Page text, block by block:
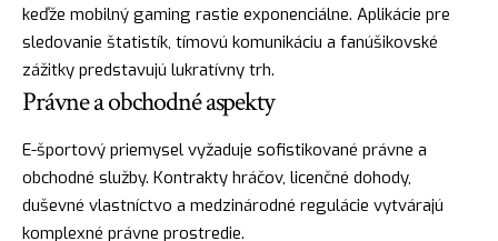
keďže mobilný gaming rastie exponenciálne. Aplikácie pre
sledovanie štatistík, tímovú komunikáciu a fanúšikovské
zážitky predstavujú lukratívny trh.
Právne a obchodné aspekty
E-športový priemysel vyžaduje sofistikované právne a
obchodné služby. Kontrakty hráčov, licenčné dohody,
duševné vlastníctvo a medzinárodné regulácie vytvárajú
komplexné právne prostredie.